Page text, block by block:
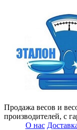
Продажа весов и
производителей, с
О нас